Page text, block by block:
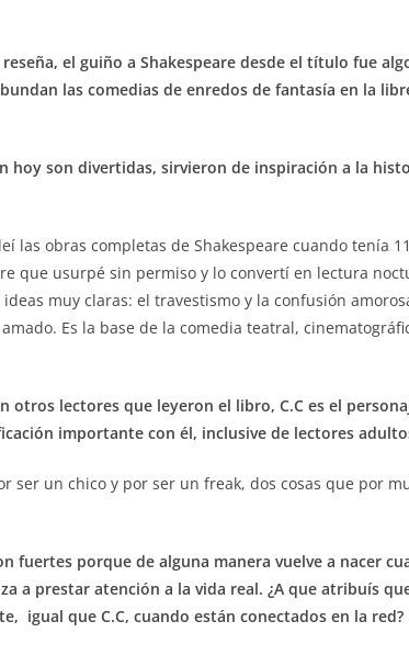
el guiño a Shakespeare desde el título fue
las comedias de enredos de fantasía en la
hoy son divertidas, sirvieron de inspiración a la
las obras completas de Shakespeare cuando tenía
que usurpé sin permiso y lo convertí en lectura
muy claras: el travestismo y la confusión
Es la base de la comedia teatral,
otros lectores que leyeron el libro, C.C es el
importante con él, inclusive de lectores
ser un chico y por ser un freak, dos cosas que por
fuertes porque de alguna manera vuelve a nacer
a prestar atención a la vida real. ¿A que atribuís
igual que C.C, cuando están conectados en la red?